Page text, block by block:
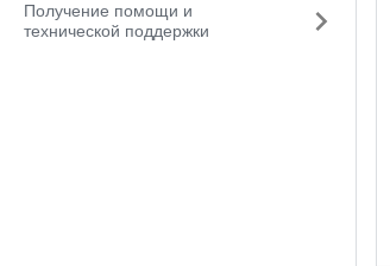
Получение помощи и
технической поддержки